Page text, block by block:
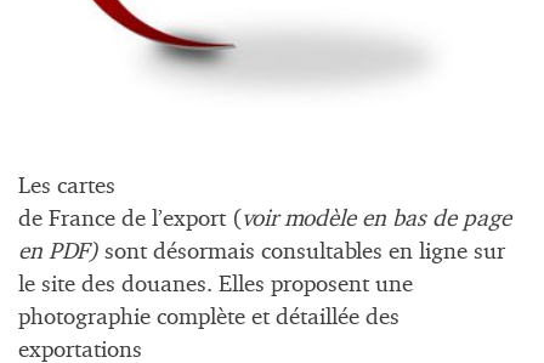
Les cartes
de France de l’export (voir modèle en bas de page
en PDF) sont désormais consultables en ligne sur
le site des douanes. Elles proposent une
photographie complète et détaillée des
exportations